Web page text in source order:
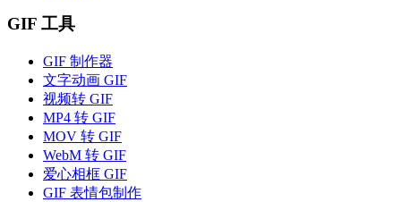
GIF 工具
GIF 制作器
文字动画 GIF
视频转 GIF
MP4 转 GIF
MOV 转 GIF
WebM 转 GIF
爱心相框 GIF
GIF 表情包制作